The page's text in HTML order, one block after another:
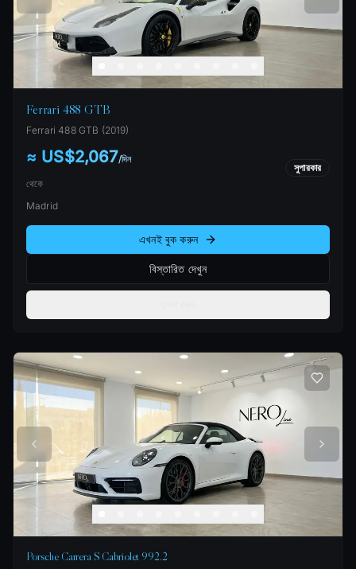
Ferrari 488 GTB
Ferrari 488 GTB (2019)
≈ US$2,067/দিন
থেকে
সুপারকার
Madrid
এখনই বুক করুন
বিস্তারিত দেখুন
Porsche Carrera S Cabriolet 992.2